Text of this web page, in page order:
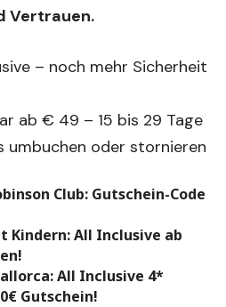
Vertrauen.
– noch mehr Sicherheit
ab € 49 – 15 bis 29 Tage
umbuchen oder stornieren
Club: Gutschein-Code
Kindern: All Inclusive ab
All Inclusive 4*
Gutschein!